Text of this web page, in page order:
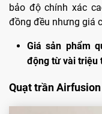
bảo độ chính xác
đồng đều nhưng giá
Giá sản phẩm
động từ vài triệu
Quạt trần